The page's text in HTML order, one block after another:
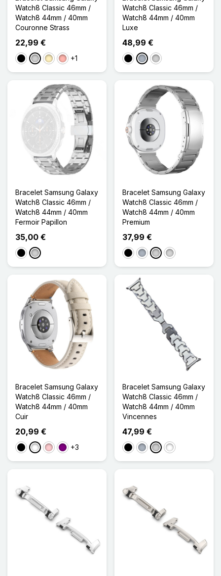
Watch8 Classic 46mm /
Watch8 44mm / 40mm
Couronne Strass
22,99 €
NoirArgenté
DoréOr Rose
+1
Watch8 Classic 46mm /
Watch8 44mm / 40mm
Luxe
48,99 €
NoirGris Argenté
Bracelet Samsung Galaxy
Watch8 Classic 46mm /
Watch8 44mm / 40mm
Fermoir Papillon
35,00 €
NoirArgenté
Bracelet Samsung Galaxy
Watch8 Classic 46mm /
Watch8 44mm / 40mm
Premium
37,99 €
NoirGris ArgentéGris clair
Bracelet Samsung Galaxy
Watch8 Classic 46mm /
Watch8 44mm / 40mm
Cuir
20,99 €
NoirBlancRoseViolet
+3
Bracelet Samsung Galaxy
Watch8 Classic 46mm /
Watch8 44mm / 40mm
Vincennes
47,99 €
NoirGris Argenté
Titane